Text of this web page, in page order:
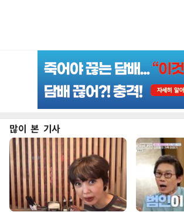
많이 본 기사